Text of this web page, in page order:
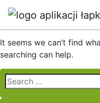
Nothing
It seems we can’t find
searching can help.
Search
for: